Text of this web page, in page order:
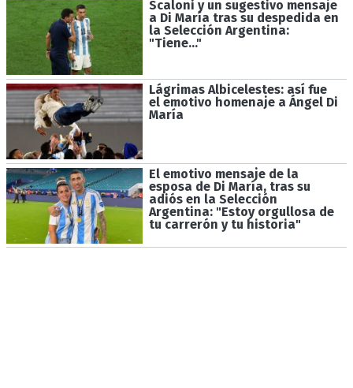
Scaloni y un sugestivo mensaje
a Di María tras su despedida en
la Selección Argentina:
"Tiene..."
Lágrimas Albicelestes: así fue
el emotivo homenaje a Ángel Di
María
El emotivo mensaje de la
esposa de Di María, tras su
adiós en la Selección
Argentina: "Estoy orgullosa de
tu carrerón y tu historia"